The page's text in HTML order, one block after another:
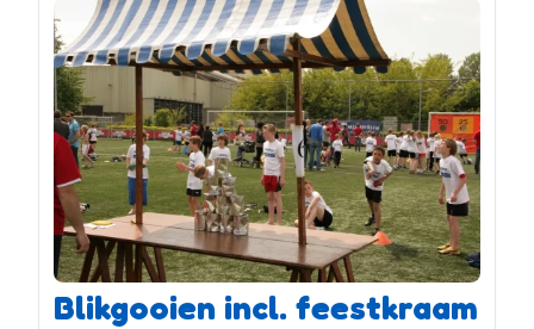
Blikgooien incl. feestkraam